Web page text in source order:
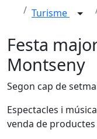
Turisme
Festa
Montseny
Segon cap de
Espectacles i
venda de